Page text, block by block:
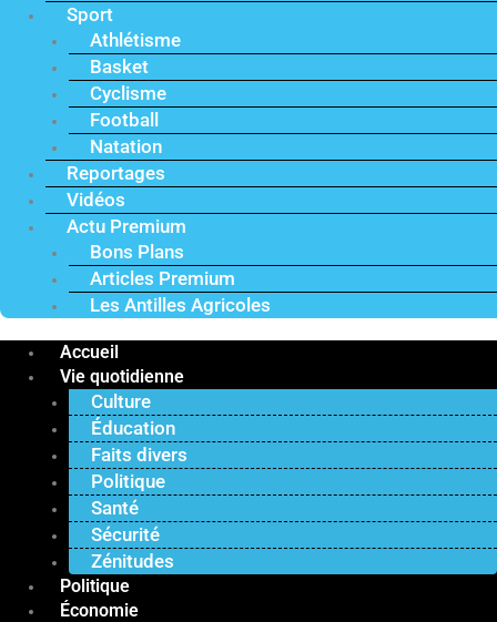
Sport
Athlétisme
Basket
Cyclisme
Football
Natation
Reportages
Vidéos
Actu Premium
Bons Plans
Articles Premium
Les Antilles Agricoles
Accueil
Vie quotidienne
Culture
Éducation
Faits divers
Politique
Santé
Sécurité
Zénitudes
Politique
Économie